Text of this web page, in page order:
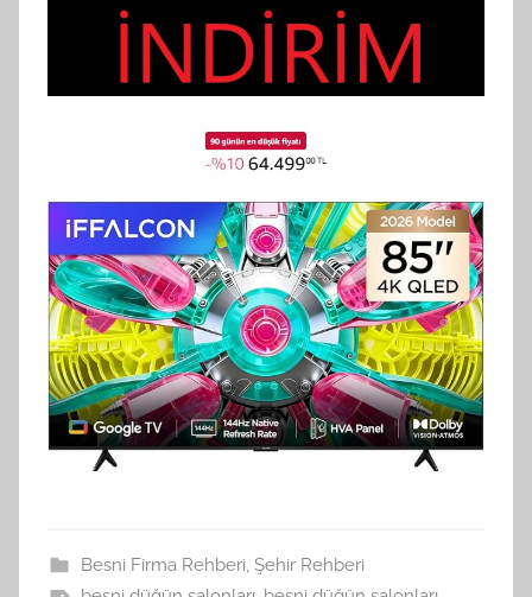
Besni Firma Rehberi, Şehir Rehberi